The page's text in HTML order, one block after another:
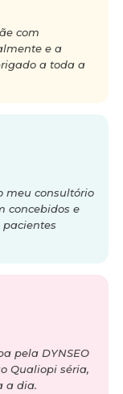
com
e a
a toda a
meu consultório
concebidos e
pacientes
pela DYNSEO
Qualiopi séria,
a dia.